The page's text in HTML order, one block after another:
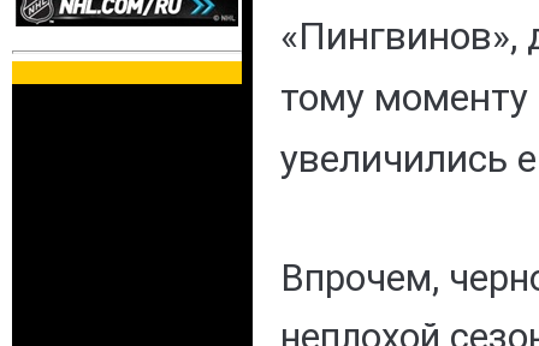
«Пингвинов»,
тому
увеличились
Впрочем,